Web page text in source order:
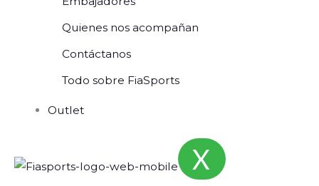
Quienes nos acompañan
Contáctanos
Todo sobre FiaSports
Outlet
X